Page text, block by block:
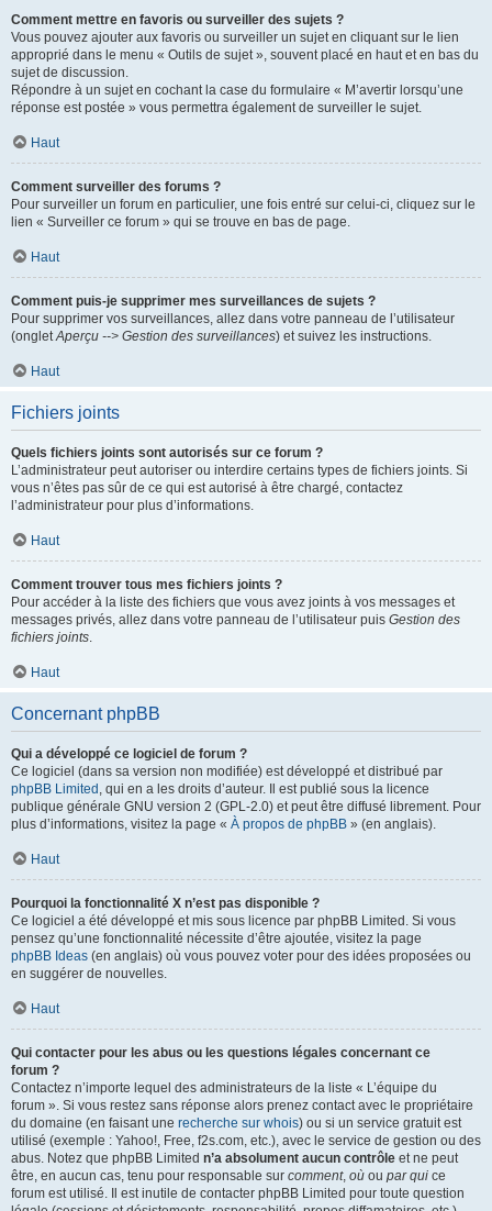
Comment mettre en favoris ou surveiller des sujets ?
Vous pouvez ajouter aux favoris ou surveiller un sujet en cliquant sur le lien
approprié dans le menu « Outils de sujet », souvent placé en haut et en bas du
sujet de discussion.
Répondre à un sujet en cochant la case du formulaire « M’avertir lorsqu’une
réponse est postée » vous permettra également de surveiller le sujet.
Haut
Comment surveiller des forums ?
Pour surveiller un forum en particulier, une fois entré sur celui-ci, cliquez sur le
lien « Surveiller ce forum » qui se trouve en bas de page.
Haut
Comment puis-je supprimer mes surveillances de sujets ?
Pour supprimer vos surveillances, allez dans votre panneau de l’utilisateur
(ongletAperçu --> Gestion des surveillances) et suivez les instructions.
Haut
Fichiers joints
Quels fichiers joints sont autorisés sur ce forum ?
L’administrateur peut autoriser ou interdire certains types de fichiers joints. Si
vous n’êtes pas sûr de ce qui est autorisé à être chargé, contactez
l’administrateur pour plus d’informations.
Haut
Comment trouver tous mes fichiers joints ?
Pour accéder à la liste des fichiers que vous avez joints à vos messages et
messages privés, allez dans votre panneau de l’utilisateur puis Gestion des
fichiers joints.
Haut
Concernant phpBB
Qui a développé ce logiciel de forum ?
Ce logiciel (dans sa version non modifiée) est développé et distribué par
phpBB Limited , qui en a les droits d’auteur. Il est publié sous la licence
publique générale GNU version 2 (GPL-2.0) et peut être diffusé librement. Pour
plus d’informations, visitez la page « À propos de phpBB » (en anglais).
Haut
Pourquoi la fonctionnalité X n’est pas disponible ?
Ce logiciel a été développé et mis sous licence par phpBB Limited. Si vous
pensez qu’une fonctionnalité nécessite d’être ajoutée, visitez la page
phpBB Ideas (en anglais) où vous pouvez voter pour des idées proposées ou
en suggérer de nouvelles.
Haut
Qui contacter pour les abus ou les questions légales concernant ce
forum ?
Contactez n’importe lequel des administrateurs de la liste « L’équipe du
forum ». Si vous restez sans réponse alors prenez contact avec le propriétaire
du domaine (en faisant une recherche sur whois) ou si un service gratuit est
utilisé (exemple : Yahoo!, Free, f2s.com, etc.), avec le service de gestion ou des
abus. Notez que phpBB Limited n’a absolument aucun contrôle et ne peut
être, en aucun cas, tenu pour responsable sur comment, où ou par qui ce
forum est utilisé. Il est inutile de contacter phpBB Limited pour toute question